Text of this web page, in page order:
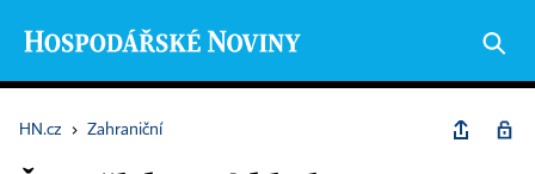
HN.cz › Zahraniční